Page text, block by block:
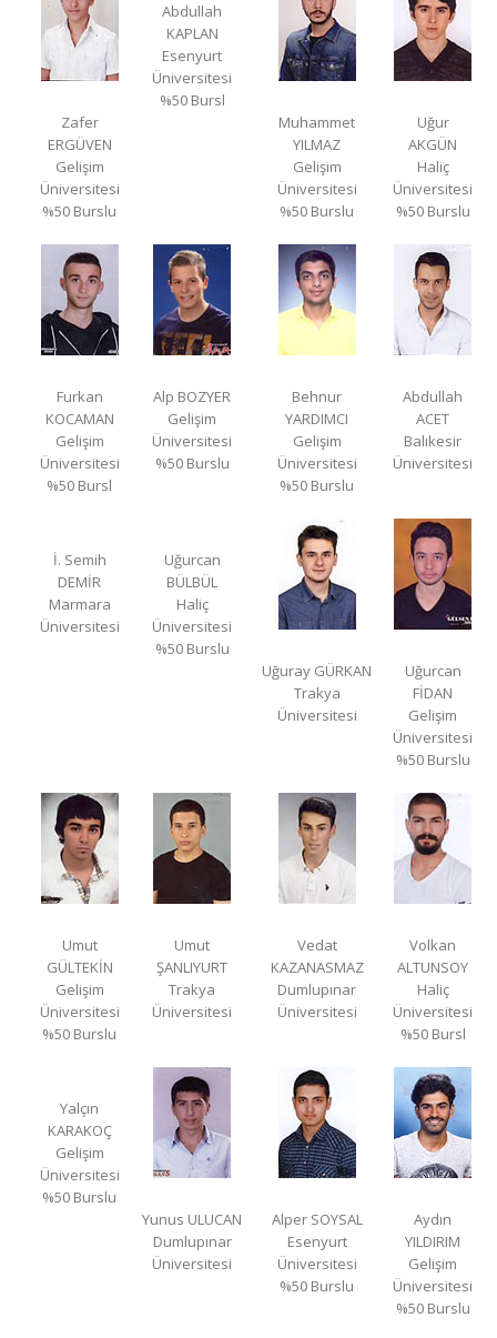
Zafer
ERGÜVEN
Gelişim
Üniversitesi
%50 Burslu
Abdullah
KAPLAN
Esenyurt
Üniversitesi
%50 Bursl
Muhammet
YILMAZ
Gelişim
Üniversitesi
%50 Burslu
Uğur
AKGÜN
Haliç
Üniversitesi
%50 Burslu
Furkan
KOCAMAN
Gelişim
Üniversitesi
%50 Bursl
Alp BOZYER
Gelişim
Üniversitesi
%50 Burslu
Behnur
YARDIMCI
Gelişim
Üniversitesi
%50 Burslu
Abdullah
ACET
Balıkesir
Üniversitesi
İ. Semih
DEMİR
Marmara
Üniversitesi
Uğurcan
BÜLBÜL
Haliç
Üniversitesi
%50 Burslu
Uğuray GÜRKAN
Trakya
Üniversitesi
Uğurcan
FİDAN
Gelişim
Üniversitesi
%50 Burslu
Umut
GÜLTEKİN
Gelişim
Üniversitesi
%50 Burslu
Umut
ŞANLIYURT
Trakya
Üniversitesi
Vedat
KAZANASMAZ
Dumlupınar
Üniversitesi
Volkan
ALTUNSOY
Haliç
Üniversitesi
%50 Bursl
Yalçın
KARAKOÇ
Gelişim
Üniversitesi
%50 Burslu
Yunus ULUCAN
Dumlupınar
Üniversitesi
Alper SOYSAL
Esenyurt
Üniversitesi
%50 Burslu
Aydın
YILDIRIM
Gelişim
Üniversitesi
%50 Burslu